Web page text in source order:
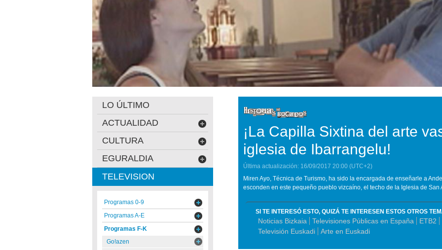
¡La Capilla Sixtina del arte
iglesia de Ibarrangelu!
Última actualización: 16/09/2017 20:00 (UTC+2)
Miren Ayo, Técnica de Turismo, ha sido la encargada de enseñarle a
esconden en este pequeño pueblo vizcaíno, el techo de la Iglesia de San
SI TE INTERESÓ ESTO, QUIZÁ TE INTERESEN ESTOS OTROS
Noticias Bizkaia Televisiones Públicas en España ETB2
Televisión Euskadi
Arte en Euskadi
LO ÚLTIMO
ACTUALIDAD
CULTURA
EGURALDIA
TELEVISION
Programas 0-9
Programas A-E
Programas F-K
Go!azen